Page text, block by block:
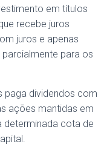
em títulos
recebe juros
juros e apenas
para os
paga dividendos com
ações mantidas em
determinada cota de